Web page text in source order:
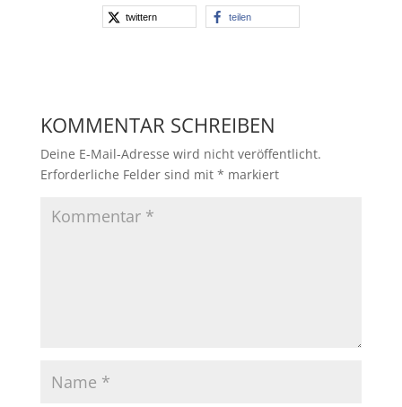
twittern teilen
KOMMENTAR SCHREIBEN
Deine E-Mail-Adresse wird nicht veröffentlicht.
Erforderliche Felder sind mit * markiert